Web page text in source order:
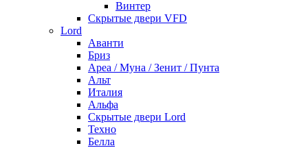
Винтер
Скрытые двери VFD
Lord
Аванти
Бриз
Ареа / Муна / Зенит / Пунта
Альт
Италия
Альфа
Скрытые двери Lord
Техно
Белла